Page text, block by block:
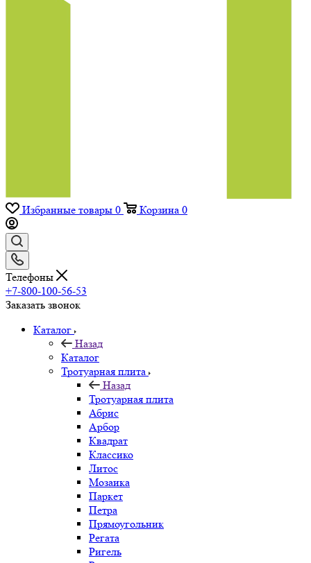
Избранные товары 0 Корзина 0
Телефоны
+7-800-100-56-53
Заказать звонок
Каталог
Назад
Каталог
Тротуарная плита
Назад
Тротуарная плита
Абрис
Арбор
Квадрат
Классико
Литос
Мозаика
Паркет
Петра
Прямоугольник
Регата
Ригель